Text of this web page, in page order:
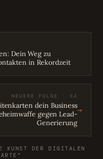
Dein Weg zu
in Rekordzeit
NEUERE FOLGE · 34
dein Business
gegen Lead-
Generierung
→
KUNST DER DIGITALEN